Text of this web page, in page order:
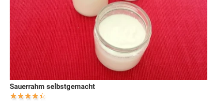
Sauerrahm selbstgemacht